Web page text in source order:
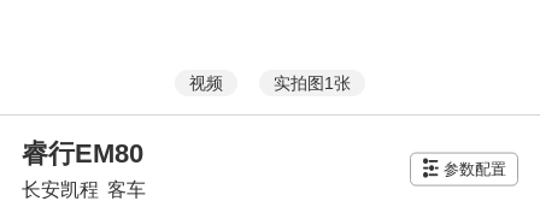
视频 实拍图1张
睿行EM80
长安凯程 客车
参数配置